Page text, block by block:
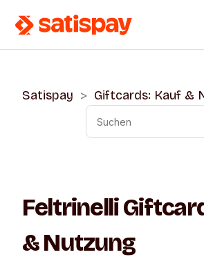
Satispay Giftcards: Kauf &
Feltrinelli
& Nutzung